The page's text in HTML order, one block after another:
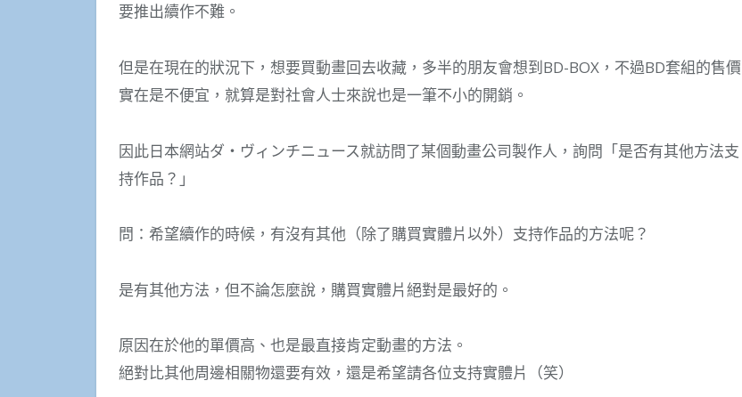
要推出續作不難。
但是在現在的狀況下，想要買動畫回去收藏，多半的朋友會想到BD-BOX，不過BD套組的售價
實在是不便宜，就算是對社會人士來說也是一筆不小的開銷。
因此日本網站ダ・ヴィンチニュース就訪問了某個動畫公司製作人，詢問「是否有其他方法支
持作品？」
問：希望續作的時候，有沒有其他（除了購買實體片以外）支持作品的方法呢？
是有其他方法，但不論怎麼說，購買實體片絕對是最好的。
原因在於他的單價高、也是最直接肯定動畫的方法。
絕對比其他周邊相關物還要有效，還是希望請各位支持實體片（笑）